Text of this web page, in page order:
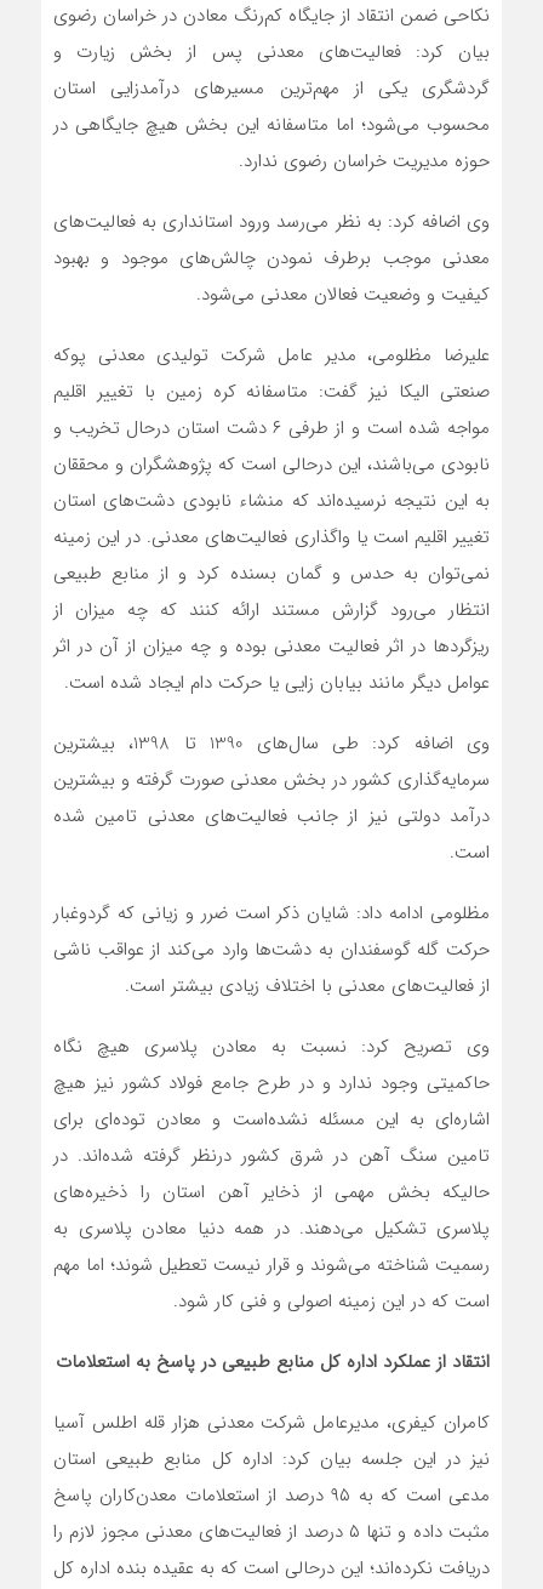
نکاحی ضمن انتقاد از جایگاه کم‌رنگ معادن در خراسان رضوی
بیان کرد: فعالیت‌های معدنی پس از بخش زیارت و
گردشگری یکی از مهم‌ترین مسیرهای درآمدزایی استان
محسوب می‌شود؛ اما متاسفانه این بخش هیچ جایگاهی در
حوزه مدیریت خراسان رضوی ندارد.
وی اضافه کرد: به نظر می‌رسد ورود استانداری به فعالیت‌های
معدنی موجب برطرف نمودن چالش‌های موجود و بهبود
کیفیت و وضعیت فعالان معدنی می‌شود.
علیرضا مظلومی، مدیر عامل شرکت تولیدی معدنی پوکه
صنعتی الیکا نیز گفت: متاسفانه کره زمین با تغییر اقلیم
مواجه شده است و از طرفی ۶ دشت استان درحال تخریب و
نابودی می‌باشند، این درحالی است که پژوهشگران و محققان
به این نتیجه نرسیده‌اند که منشاء نابودی دشت‌های استان
تغییر اقلیم است یا واگذاری فعالیت‌های معدنی. در این زمینه
نمی‌توان به حدس و گمان بسنده کرد و از منابع طبیعی
انتظار می‌رود گزارش مستند ارائه کنند که چه میزان از
ریزگردها در اثر فعالیت معدنی بوده و چه میزان از آن در اثر
عوامل دیگر مانند بیابان زایی یا حرکت دام ایجاد شده است.
وی اضافه کرد: طی سال‌های 1390 تا 1398، بیشترین
سرمایه‌گذاری کشور در بخش معدنی صورت گرفته و بیشترین
درآمد دولتی نیز از جانب فعالیت‌های معدنی تامین شده
است.
مظلومی ادامه داد: شایان ذکر است ضرر و زیانی که گردوغبار
حرکت گله‌ گوسفندان به دشت‌ها وارد می‌کند از عواقب ناشی
از فعالیت‌های معدنی با اختلاف زیادی بیشتر است.
وی تصریح کرد: نسبت به معادن پلاسری هیچ نگاه
حاکمیتی وجود ندارد و در طرح جامع فولاد کشور نیز هیچ
اشاره‌ای به این مسئله نشده‌‌است و معادن توده‌ای برای
تامین سنگ آهن در شرق کشور درنظر گرفته شده‌اند. در
حالیکه بخش مهمی از ذخایر آهن استان را ذخیره‌های
پلاسری تشکیل می‌دهند. در همه دنیا معادن پلاسری به
رسمیت شناخته می‌شوند و قرار نیست تعطیل شوند؛ اما مهم
است که در این زمینه اصولی و فنی کار شود.
انتقاد از عملکرد اداره کل منابع طبیعی در پاسخ به استعلامات
کامران کیفری، مدیرعامل شرکت معدنی هزار قله اطلس آسیا
نیز در این جلسه بیان کرد: اداره کل منابع طبیعی استان
مدعی است که به ۹۵ درصد از استعلامات معدن‌کاران پاسخ
مثبت داده و تنها ۵ درصد از فعالیت‌های معدنی مجوز لازم را
دریافت نکرده‌اند؛ این درحالی است که به عقیده بنده اداره کل